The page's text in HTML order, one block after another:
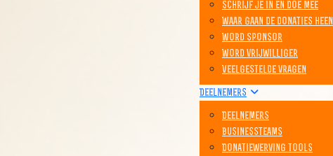
Schrijf je in en doe mee
Waar gaan de donaties heen
Word sponsor
Word vrijwilliger
Veelgestelde vragen
Deelnemers
Deelnemers
Businessteams
Donatiewerving tools